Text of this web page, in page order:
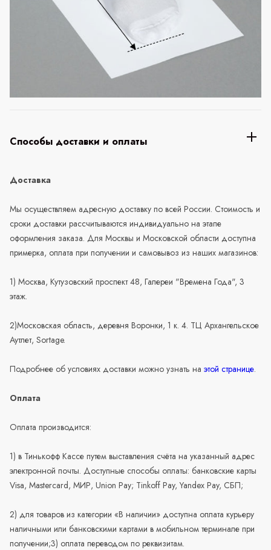
Способы доставки и оплаты
Доставка
Мы осуществляем адресную доставку по всей России. Стоимость и
сроки доставки рассчитываются индивидуально на этапе
оформления заказа. Для Москвы и Московской области доступна
примерка, оплата при получении и самовывоз из наших магазинов:
1) Москва, Кутузовский проспект 48, Галереи "Времена Года", 3
этаж.
2)Московская область, деревня Воронки, 1 к. 4. ТЦ Архангельское
Аутлет, Sortage.
Подробнее об условиях доставки можно узнать на этой странице.
Оплата
Оплата производится:
1) в Тинькофф Кассе путем выставления счёта на указанный адрес
электронной почты. Доступные способы оплаты: банковские карты
Visa, Mastercard, МИР, Union Pay; Tinkoff Pay, Yandex Pay, СБП;
2) для товаров из категории «В наличии» доступна оплата курьеру
наличными или банковскими картами в мобильном терминале при
получении;3) оплата переводом по реквизитам.